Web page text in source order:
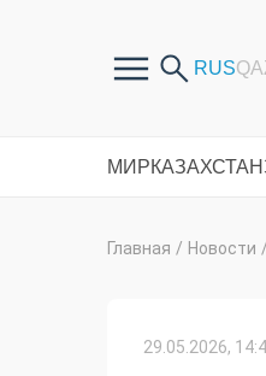
МИРКАЗАХСТАН
Главная / Новости /
29.05.2026,